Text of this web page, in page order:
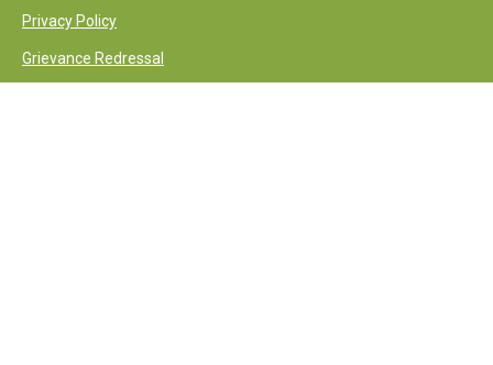
Privacy Policy
Grievance Redressal